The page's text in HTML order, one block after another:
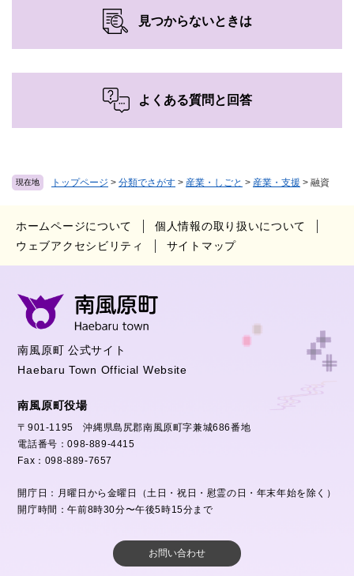
現在地 トップページ > 分類でさがす > 産業・しごと > 産業・支援 > 融資
見つからないときは
よくある質問と回答
ホームページについて
個人情報の取り扱いについて
ウェブアクセシビリティ
サイトマップ
南風原町 公式サイト
Haebaru Town Official Website
南風原町役場
〒901-1195 沖縄県島尻郡南風原町字兼城686番地
電話番号：098-889-4415
Fax：098-889-7657
開庁日：月曜日から金曜日（土日・祝日・慰霊の日・年末年始を除く）
開庁時間：午前8時30分〜午後5時15分まで
お問い合わせ